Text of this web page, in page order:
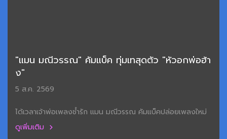
"แมน มณีวรรณ" คัมแบ็ค ทุ่มเทสุดตัว "หัวอกพ่อฮ้า
ง"
5 ส.ค. 2569
ได้เวลาเจ้าพ่อเพลงช้ำรัก แมน มณีวรรณ คัมแบ็คปล่อยเพลงใหม่
ดูเพิ่มเติม